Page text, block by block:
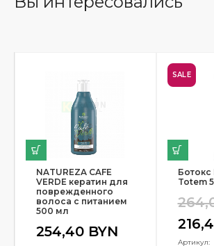
NATUREZA CAFE
VERDE кератин для
поврежденного
волоса с питанием
500 мл
254,40 BYN
SALE
Ботокс
Totem
Артикул: